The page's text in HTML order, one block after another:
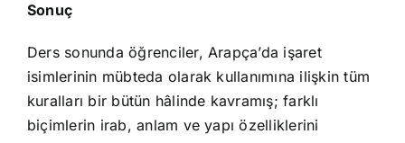
Sonuç
Ders sonunda öğrenciler, Arapça’da işaret
isimlerinin mübteda olarak kullanımına ilişkin tüm
kuralları bir bütün hâlinde kavramış; farklı
biçimlerin irab, anlam ve yapı özelliklerini